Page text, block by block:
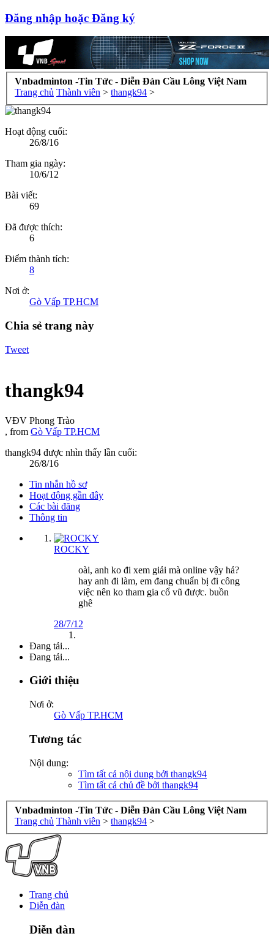
Đăng nhập hoặc Đăng ký
Vnbadminton -Tin Tức - Diễn Đàn Cầu Lông Việt Nam
Trang chủ Thành viên > thangk94 >
Hoạt động cuối:
26/8/16
Tham gia ngày:
10/6/12
Bài viết:
69
Đã được thích:
6
Điểm thành tích:
8
Nơi ở:
Gò Vấp TP.HCM
Chia sẻ trang này
Tweet
thangk94
VĐV Phong Trào
, from Gò Vấp TP.HCM
thangk94 được nhìn thấy lần cuối:
26/8/16
Tin nhắn hồ sơ
Hoạt động gần đây
Các bài đăng
Thông tin
ROCKY
oài, anh ko đi xem giải mà online vậy hả?
hay anh đi làm, em đang chuẩn bị đi công
việc nên ko tham gia cổ vũ được. buồn
ghê
28/7/12
Đang tải...
Đang tải...
Giới thiệu
Nơi ở:
Gò Vấp TP.HCM
Tương tác
Nội dung:
Tìm tất cả nội dung bởi thangk94
Tìm tất cả chủ đề bởi thangk94
Vnbadminton -Tin Tức - Diễn Đàn Cầu Lông Việt Nam
Trang chủ Thành viên > thangk94 >
Trang chủ
Diễn đàn
Diễn đàn